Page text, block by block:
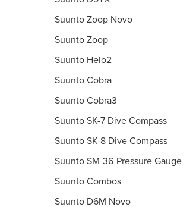
Suunto Zoop Novo
Suunto Zoop
Suunto Helo2
Suunto Cobra
Suunto Cobra3
Suunto SK-7 Dive Compass
Suunto SK-8 Dive Compass
Suunto SM-36-Pressure Gauge
Suunto Combos
Suunto D6M Novo